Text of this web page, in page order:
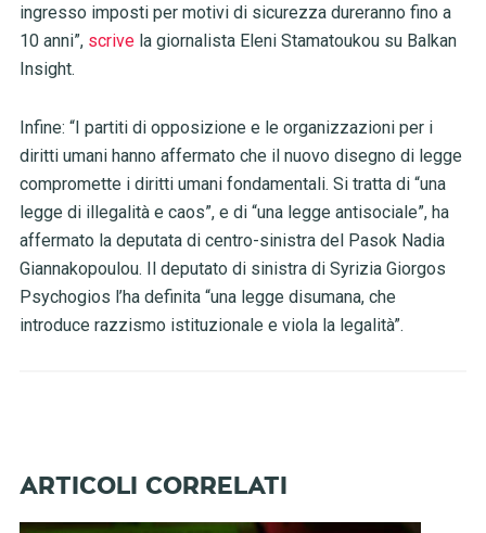
ingresso imposti per motivi di sicurezza dureranno fino a
10 anni”, scrivela giornalista Eleni Stamatoukou su Balkan
Insight.
Infine: “I partiti di opposizione e le organizzazioni per i
diritti umani hanno affermato che il nuovo disegno di legge
compromette i diritti umani fondamentali. Si tratta di “una
legge di illegalità e caos”, e di “una legge antisociale”, ha
affermato la deputata di centro-sinistra del Pasok Nadia
Giannakopoulou. Il deputato di sinistra di Syrizia Giorgos
Psychogios l’ha definita “una legge disumana, che
introduce razzismo istituzionale e viola la legalità”.